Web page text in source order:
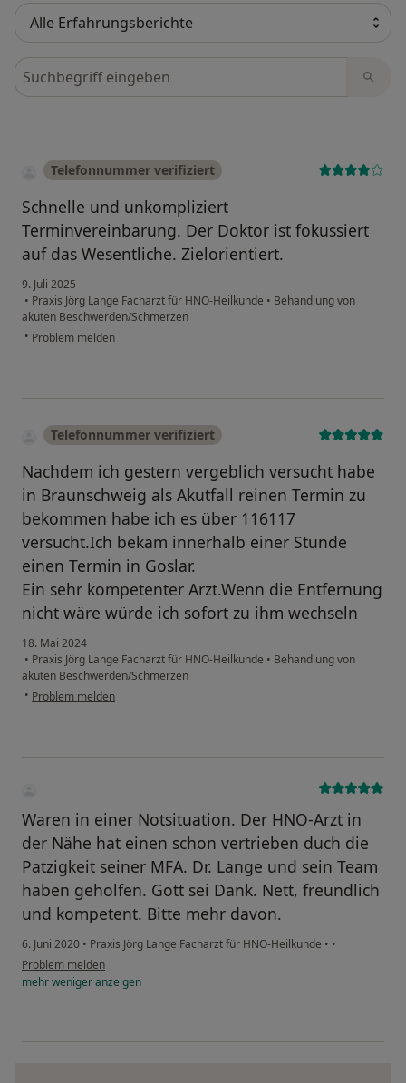
Bewertungen durchsuchen
Telefonnummer verifiziert
Schnelle und unkompliziert
Terminvereinbarung. Der Doktor ist fokussiert
auf das Wesentliche. Zielorientiert.
9. Juli 2025
• Praxis Jörg Lange Facharzt für HNO-Heilkunde • Behandlung von
akuten Beschwerden/Schmerzen
• Problem melden
Telefonnummer verifiziert
Nachdem ich gestern vergeblich versucht habe
in Braunschweig als Akutfall reinen Termin zu
bekommen habe ich es über 116117
versucht.Ich bekam innerhalb einer Stunde
einen Termin in Goslar.
Ein sehr kompetenter Arzt.Wenn die Entfernung
nicht wäre würde ich sofort zu ihm wechseln
18. Mai 2024
• Praxis Jörg Lange Facharzt für HNO-Heilkunde • Behandlung von
akuten Beschwerden/Schmerzen
• Problem melden
Waren in einer Notsituation. Der HNO-Arzt in
der Nähe hat einen schon vertrieben duch die
Patzigkeit seiner MFA. Dr. Lange und sein Team
haben geholfen. Gott sei Dank. Nett, freundlich
und kompetent. Bitte mehr davon.
6. Juni 2020 • Praxis Jörg Lange Facharzt für HNO-Heilkunde • •
Problem melden
mehrwenigeranzeigen